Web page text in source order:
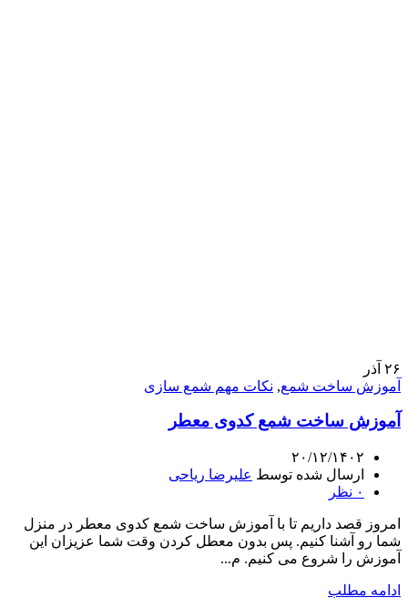
۲۶ آذر
آموزش ساخت شمع, نکات مهم شمع سازی
آموزش ساخت شمع کدوی معطر
۲۰/۱۲/۱۴۰۲
ارسال شده توسط علیرضا ریاحی
۰ نظر
امروز قصد داریم تا با آموزش ساخت شمع کدوی معطر در منزل
شما رو آشنا کنیم. پس بدون معطل کردن وقت شما عزیزان این
آموزش را شروع می کنیم. م...
ادامه مطلب